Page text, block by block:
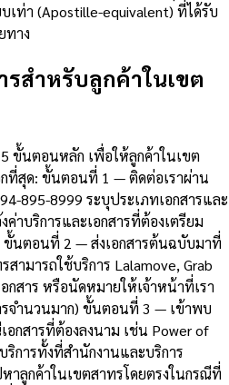
เท่า (Apostille-equivalent) ที่ได้รับ
ทาง
สำหรับลูกค้าในเขต
ขั้นตอนหลัก เพื่อให้ลูกค้าในเขต
กที่สุด: ขั้นตอนที่ 1 — ติดต่อเราผ่าน
895-8999 ระบุประเภทเอกสารและ
าบริการและเอกสารที่ต้องเตรียม
ขั้นตอนที่ 2 — ส่งเอกสารต้นฉบับมาที่
สามารถใช้บริการ Lalamove, Grab
อกสาร หรือนัดหมายให้เจ้าหน้าที่เรา
รจำนวนมาก) ขั้นตอนที่ 3 — เข้าพบ
กสารที่ต้องลงนาม เช่น Power of
การทั้งที่สำนักงานและบริการ
าลูกค้าในเขตสาทรโดยตรงในกรณีที่